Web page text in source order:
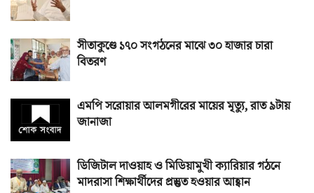
সীতাকুণ্ডে ১৭০ সংগঠনের মাঝে ৩০ হাজার চারা
বিতরণ
এমপি সরোয়ার আলমগীরের মায়ের মৃত্যু, রাত ৯টায়
জানাজা
ডিজিটাল দাওয়াহ ও মিডিয়ামুখী ক্যারিয়ার গঠনে
মাদরাসা শিক্ষার্থীদের প্রস্তুত হওয়ার আহ্বান